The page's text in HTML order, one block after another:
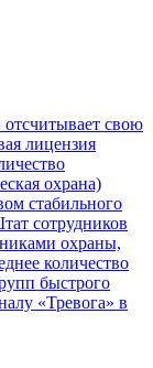
свою
лицензия
охрана)
стабильного
сотрудников
охраны,
количество
быстрого
«Тревога» в